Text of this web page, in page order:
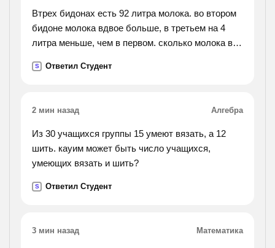
Втрех бидонах есть 92 литра молока. во втором
бидоне молока вдвое больше, в третьем на 4
литра меньше, чем в первом. сколько молока в
S Ответил Студент
2 мин назад Алгебра
Из 30 учащихся группы 15 умеют вязать, а 12
шить. кауим может быть число учащихся,
умеющих вязать и шить?
S Ответил Студент
3 мин назад Математика